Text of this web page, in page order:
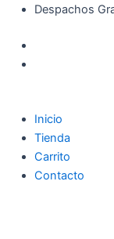
contenido
Despachos
Inicio
Tienda
Carrito
Contacto
Búsqueda
Virginia
cantidad